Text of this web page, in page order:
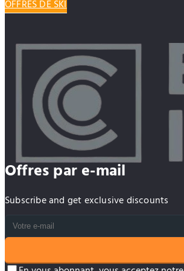
OFFRES DE SKI
Offres par e-mail
Subscribe and get exclusive discounts